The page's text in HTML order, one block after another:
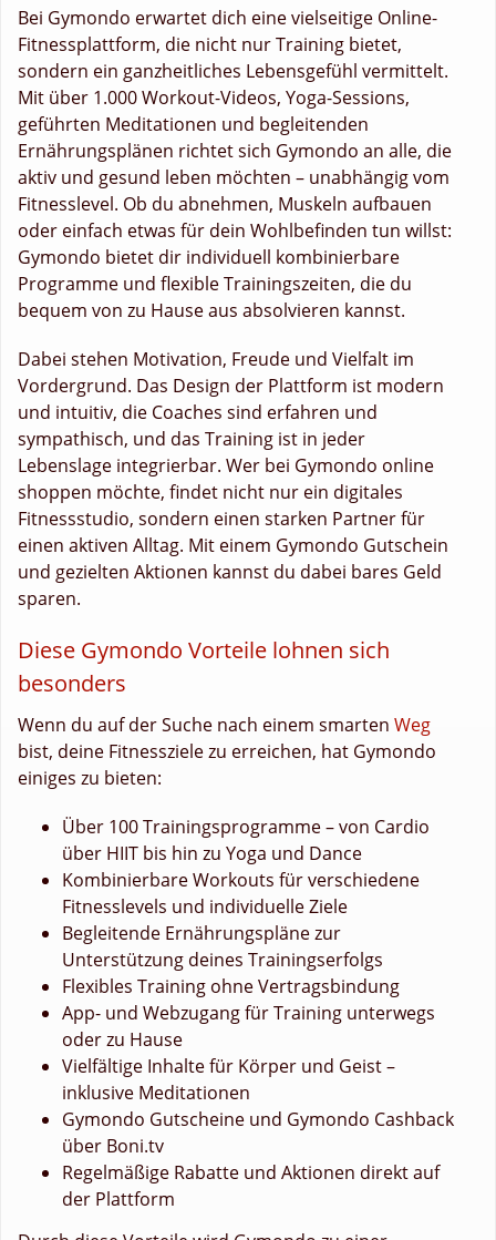
Bei Gymondo erwartet dich eine vielseitige Online-
Fitnessplattform, die nicht nur Training bietet,
sondern ein ganzheitliches Lebensgefühl vermittelt.
Mit über 1.000 Workout-Videos, Yoga-Sessions,
geführten Meditationen und begleitenden
Ernährungsplänen richtet sich Gymondo an alle, die
aktiv und gesund leben möchten – unabhängig vom
Fitnesslevel. Ob du abnehmen, Muskeln aufbauen
oder einfach etwas für dein Wohlbefinden tun willst:
Gymondo bietet dir individuell kombinierbare
Programme und flexible Trainingszeiten, die du
bequem von zu Hause aus absolvieren kannst.
Dabei stehen Motivation, Freude und Vielfalt im
Vordergrund. Das Design der Plattform ist modern
und intuitiv, die Coaches sind erfahren und
sympathisch, und das Training ist in jeder
Lebenslage integrierbar. Wer bei Gymondo online
shoppen möchte, findet nicht nur ein digitales
Fitnessstudio, sondern einen starken Partner für
einen aktiven Alltag. Mit einem Gymondo Gutschein
und gezielten Aktionen kannst du dabei bares Geld
sparen.
Diese Gymondo Vorteile lohnen sich
besonders
Wenn du auf der Suche nach einem smarten Weg
bist, deine Fitnessziele zu erreichen, hat Gymondo
einiges zu bieten:
Über 100 Trainingsprogramme – von Cardio
über HIIT bis hin zu Yoga und Dance
Kombinierbare Workouts für verschiedene
Fitnesslevels und individuelle Ziele
Begleitende Ernährungspläne zur
Unterstützung deines Trainingserfolgs
Flexibles Training ohne Vertragsbindung
App- und Webzugang für Training unterwegs
oder zu Hause
Vielfältige Inhalte für Körper und Geist –
inklusive Meditationen
Gymondo Gutscheine und Gymondo Cashback
über Boni.tv
Regelmäßige Rabatte und Aktionen direkt auf
der Plattform